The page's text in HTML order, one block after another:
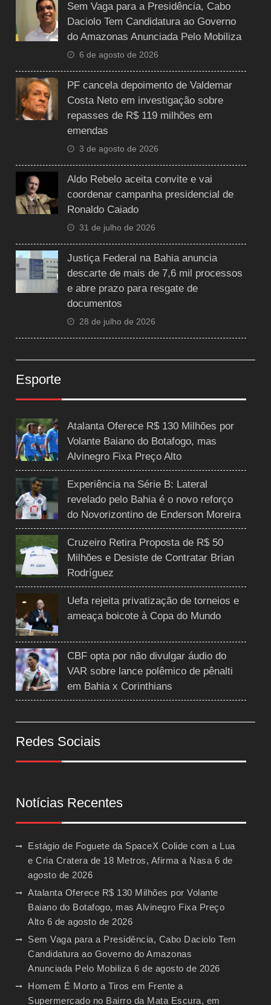
Sem Vaga para a Presidência, Cabo
Daciolo Tem Candidatura ao Governo
do Amazonas Anunciada Pelo Mobiliza
6 de agosto de 2026
PF cancela depoimento de Valdemar
Costa Neto em investigação sobre
repasses de R$ 119 milhões em
emendas
3 de agosto de 2026
Aldo Rebelo aceita convite e vai
coordenar campanha presidencial de
Ronaldo Caiado
31 de julho de 2026
Justiça Federal na Bahia anuncia
descarte de mais de 7,6 mil processos
e abre prazo para resgate de
documentos
28 de julho de 2026
Esporte
Atalanta Oferece R$ 130 Milhões por
Volante Baiano do Botafogo, mas
Alvinegro Fixa Preço Alto
Experiência na Série B: Lateral
revelado pelo Bahia é o novo reforço
do Novorizontino de Enderson Moreira
Cruzeiro Retira Proposta de R$ 50
Milhões e Desiste de Contratar Brian
Rodríguez
Uefa rejeita privatização de torneios e
ameaça boicote à Copa do Mundo
CBF opta por não divulgar áudio do
VAR sobre lance polêmico de pênalti
em Bahia x Corinthians
Redes Sociais
Notícias Recentes
Estágio de Foguete da SpaceX Colide com a Lua
e Cria Cratera de 18 Metros, Afirma a Nasa 6 de
agosto de 2026
Atalanta Oferece R$ 130 Milhões por Volante
Baiano do Botafogo, mas Alvinegro Fixa Preço
Alto 6 de agosto de 2026
Sem Vaga para a Presidência, Cabo Daciolo Tem
Candidatura ao Governo do Amazonas
Anunciada Pelo Mobiliza 6 de agosto de 2026
Homem É Morto a Tiros em Frente a
Supermercado no Bairro da Mata Escura, em